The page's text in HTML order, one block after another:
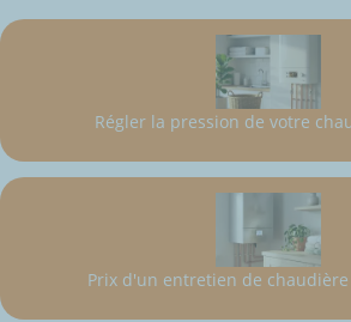
Régler la pression de votre
Prix d'un entretien de chaudière